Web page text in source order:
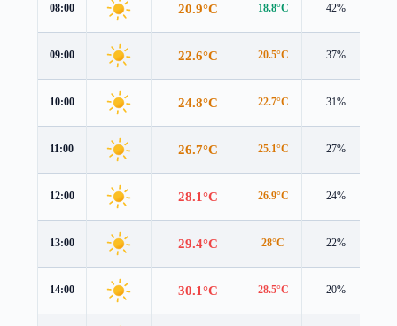
08:00 20.9°C 18.8°C 42%
09:00 22.6°C 20.5°C 37%
10:00 24.8°C 22.7°C 31%
11:00 26.7°C 25.1°C 27%
12:00 28.1°C 26.9°C 24%
13:00 29.4°C 28°C 22%
14:00 30.1°C 28.5°C 20%